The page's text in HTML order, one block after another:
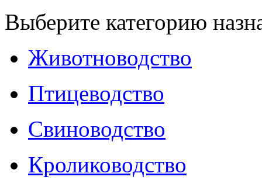
Выберите категорию
Животноводство
Птицеводство
Свиноводство
Кролиководство